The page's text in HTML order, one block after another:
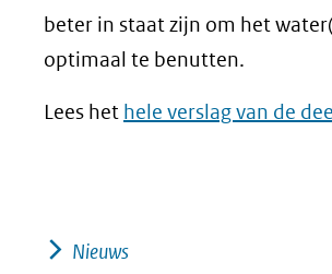
beter in staat zijn om het
optimaal te benutten.
Lees het hele verslag van de
Nieuws